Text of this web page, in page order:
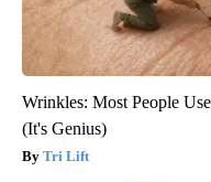
Wrinkles: Most People
(It's Genius)
Tri Lift